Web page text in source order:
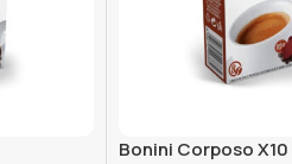
Bonini Corposo X10